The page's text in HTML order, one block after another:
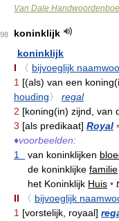
Van Dale
98
koninklijk
koninklijk
I
〈 bijvoeglijk
1 [(als) van een
houding〉
regal
2 [koning(in) zijnd, van
3 [als predikaat] Royal
♦voorbeelden:
1
van koninklijken
de koninklijke familie
het Koninklijk Huis •
II
〈 bijvoeglijk
1 [vorstelijk, royaal]